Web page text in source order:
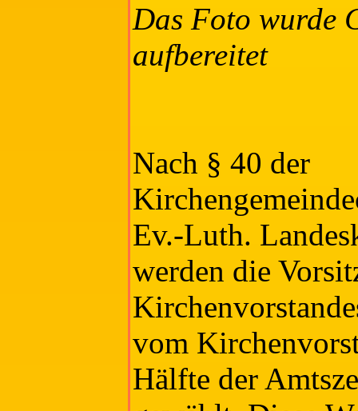
Das Foto wurde
aufbereitet
Nach § 40 der
Ev.-Luth.
werden die
vom
Hälfte der